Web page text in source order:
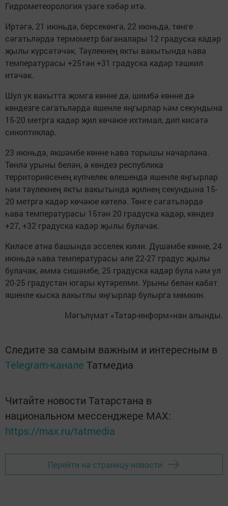
Гидрометеорология үзәге хәбәр итә.
Иртәгә, 21 июньдә, берсекөнгә, 22 июньдә, төнге
сәгатьләрдә термометр баганалары 12 градуска кадәр
җылы күрсәтәчәк. Тәүлекнең якты вакытында һава
температурасы +25тән +31 градуска кадәр тәшкил
итәчәк.
Шул ук вакытта җомга көнне дә, шимбә көнне дә
көндезге сәгатьләрдә яшенле яңгырлар һәм секундына
15-20 метрга кадәр җил көчәюе ихтимал, дип кисәтә
синоптиклар.
23 июньдә, якшәмбе көнне һава торышы начарлана.
Төнлә урыны белән, ә көндез республика
территориясенең күпчелек өлешендә яшенле яңгырлар
һәм тәүлекнең якты вакытында җилнең секундына 15-
20 метрга кадәр көчәюе көтелә. Төнге сәгатьләрдә
һава температурасы 15тән 20 градуска кадәр, көндез
+27, +32 градуска кадәр җылы булачак.
Киләсе атна башында эсселек кими. Дүшәмбе көнне, 24
июньдә һава температурасы әле 22-27 градус җылы
булачак, әмма сишәмбе, 25 градуска кадәр була һәм ул
20-25 градустан югары күтәрелми. Урыны белән кабат
яшенле кыска вакытлы яңгырлар булырга мөмкин.
Мәгълүмат «Татар-информ»нан алынды.
Следите за самым важным и интересным в
Telegram-канале Татмедиа
Читайте новости Татарстана в
национальном мессенджере MАХ:
https://max.ru/tatmedia
Перейти на страницу новости